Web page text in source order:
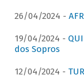
26/04/2024 -
19/04/2024 -
dos Sopros
12/04/2024 -